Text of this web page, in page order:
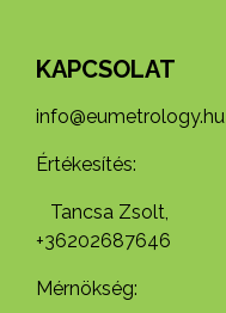
KAPCSOLAT
info@eumetrology.hu
Értékesítés:
Tancsa Zsolt,
+36202687646
Mérnökség: